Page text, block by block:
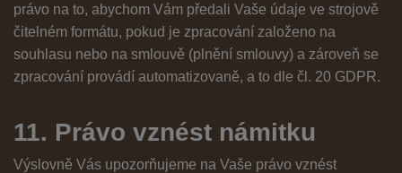
právo na to, abychom Vám předali Vaše údaje ve strojově
čitelném formátu, pokud je zpracování založeno na
souhlasu nebo na smlouvě (plnění smlouvy) a zároveň se
zpracování provádí automatizovaně, a to dle čl. 20 GDPR.
11. Právo vznést námitku
Výslovně Vás upozorňujeme na Vaše právo vznést